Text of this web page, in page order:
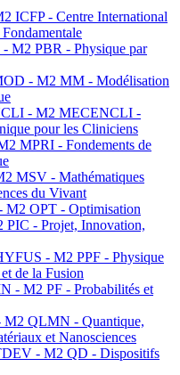
ICFP - Centre International
M2 PBR - Physique par
- M2 MM - Modélisation
- M2 MECENCLI -
pour les Cliniciens
MPRI - Fondements de
MSV - Mathématiques
du Vivant
OPT - Optimisation
PIC - Projet, Innovation,
- M2 PPF - Physique
de la Fusion
- M2 PF - Probabilités et
QLMN - Quantique,
et Nanosciences
- M2 QD - Dispositifs